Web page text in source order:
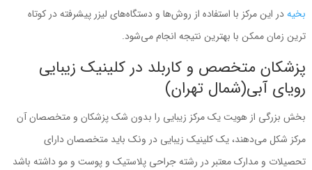
بخیهدر این مرکز با استفاده از روش‌ها و دستگاه‌های لیزر پیشرفته در کوتاه
ترین زمان ممکن با بهترین نتیجه انجام می‌شود.
پزشکان متخصص و کاربلد در کلینیک زیبایی
رویای آبی(شمال تهران)
بخش بزرگی از هویت یک مرکز زیبایی را بدون شک پزشکان و متخصصان آن
مرکز شکل می‌دهند، یک کلینیک زیبایی در ونک باید متخصصان دارای
تحصیلات و مدارک معتبر در رشته جراحی پلاستیک و پوست و مو داشته باشد